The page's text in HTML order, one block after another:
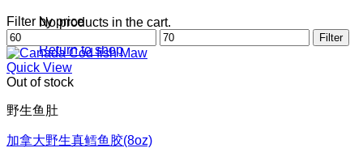
No products in the cart.
Return to shop
Filter by price
Min
price
Max
price
Filter
Quick View
Out of stock
野生鱼肚
加拿大野生真鳕鱼胶(8oz)